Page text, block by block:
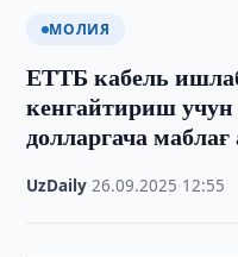
МОЛИЯ
ЕТТБ кабель
кенгайтириш
долларгача
UzDaily ·26.09.2025 12:55